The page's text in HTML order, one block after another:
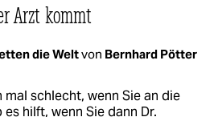
Arzt kommt
die Weltvon Bernhard Pötter
schlecht, wenn Sie an die
hilft, wenn Sie dann Dr.